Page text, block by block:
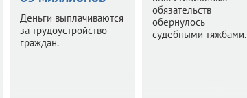
Деньги выплачиваются
за трудоустройство
граждан.
обязательств
обернулось
судебными тяжбами.